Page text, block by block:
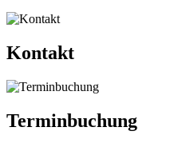
Kontakt
Terminbuchung